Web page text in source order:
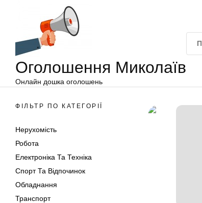
Оголошення Миколаїв
Онлайн дошка оголошень
ФІЛЬТР ПО КАТЕГОРІЇ
Нерухомість
Робота
Електроніка Та Техніка
Спорт Та Відпочинок
Обладнання
Транспорт